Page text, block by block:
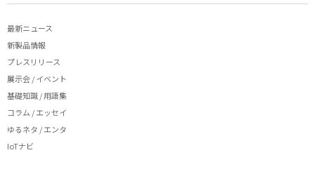
最新ニュース
新製品情報
プレスリリース
展示会 / イベント
基礎知識 / 用語集
コラム / エッセイ
ゆるネタ / エンタ
IoTナビ